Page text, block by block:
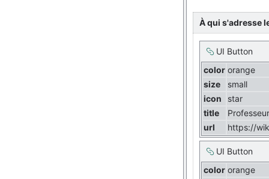
À qui s'adresse
UI Button
color orange
size
small
icon
star
title
Professeur
url
https://
UI Button
color orange